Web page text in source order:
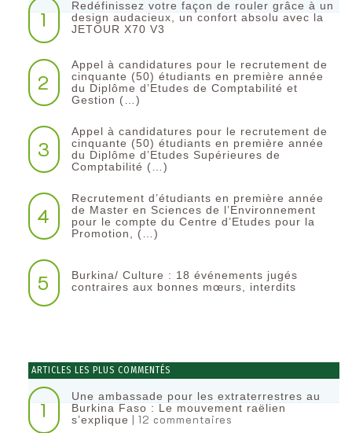
1
Redéfinissez votre façon de rouler grâce à un
design audacieux, un confort absolu avec la
JETOUR X70 V3
2
Appel à candidatures pour le recrutement de
cinquante (50) étudiants en première année
du Diplôme d’Etudes de Comptabilité et
Gestion (…)
3
Appel à candidatures pour le recrutement de
cinquante (50) étudiants en première année
du Diplôme d’Etudes Supérieures de
Comptabilité (…)
4
Recrutement d’étudiants en première année
de Master en Sciences de l’Environnement
pour le compte du Centre d’Etudes pour la
Promotion, (…)
5
Burkina/ Culture : 18 événements jugés
contraires aux bonnes mœurs, interdits
ARTICLES LES PLUS COMMENTÉS
1
Une ambassade pour les extraterrestres au
Burkina Faso : Le mouvement raëlien
s’explique | 12 commentaires